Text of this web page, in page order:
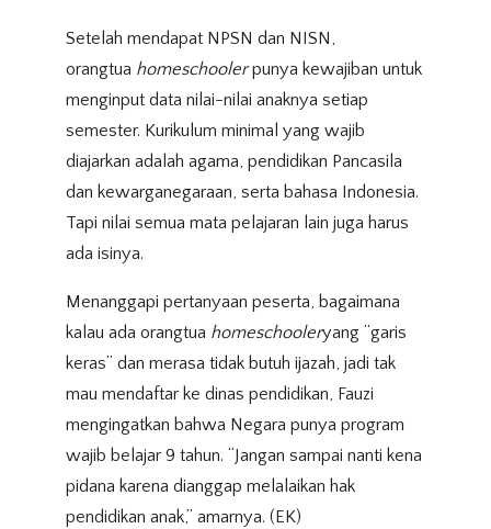
Setelah mendapat NPSN dan NISN,
orangtua homeschoolerpunya kewajiban untuk
menginput data nilai-nilai anaknya setiap
semester. Kurikulum minimal yang wajib
diajarkan adalah agama, pendidikan Pancasila
dan kewarganegaraan, serta bahasa Indonesia.
Tapi nilai semua mata pelajaran lain juga harus
ada isinya.
Menanggapi pertanyaan peserta, bagaimana
kalau ada orangtua homeschooleryang “garis
keras” dan merasa tidak butuh ijazah, jadi tak
mau mendaftar ke dinas pendidikan, Fauzi
mengingatkan bahwa Negara punya program
wajib belajar 9 tahun. “Jangan sampai nanti kena
pidana karena dianggap melalaikan hak
pendidikan anak,” amarnya. (EK)